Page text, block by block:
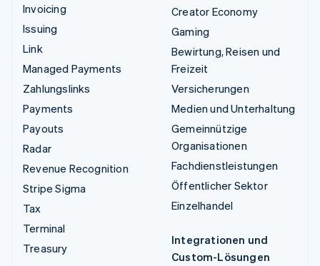
Invoicing
Issuing
Link
Managed Payments
Zahlungslinks
Payments
Payouts
Radar
Revenue Recognition
Stripe Sigma
Tax
Terminal
Treasury
Creator Economy
Gaming
Bewirtung, Reisen und
Freizeit
Versicherungen
Medien und Unterhaltung
Gemeinnützige
Organisationen
Fachdienstleistungen
Öffentlicher Sektor
Einzelhandel
Integrationen und
Custom-Lösungen